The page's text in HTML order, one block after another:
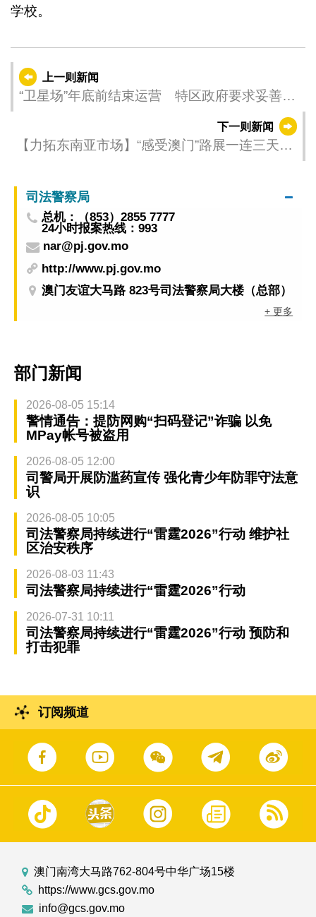
学校。
上一则新闻
“卫星场”年底前结束运营 特区政府要求妥善安
下一则新闻
【力拓东南亚市场】“感受澳门”路展一连三天曼
司法警察局
总机：（853）2855 7777
24小时报案热线：993
nar@pj.gov.mo
http://www.pj.gov.mo
澳门友谊大马路 823号司法警察局大楼（总部）
+ 更多
部门新闻
2026-08-05 15:14
警情通告：提防网购“扫码登记”诈骗 以免
MPay帐号被盗用
2026-08-05 12:00
司警局开展防滥药宣传 强化青少年防罪守法意
识
2026-08-05 10:05
司法警察局持续进行“雷霆2026”行动 维护社
区治安秩序
2026-08-03 11:43
司法警察局持续进行“雷霆2026”行动
2026-07-31 10:11
司法警察局持续进行“雷霆2026”行动 预防和
打击犯罪
订阅频道
澳门南湾大马路762-804号中华广场15楼
https://www.gcs.gov.mo
info@gcs.gov.mo